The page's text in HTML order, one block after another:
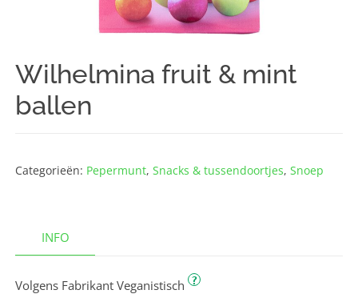
Wilhelmina fruit & mint
ballen
Categorieën: Pepermunt,Snacks & tussendoortjes,Snoep
INFO
Volgens Fabrikant Veganistisch ?